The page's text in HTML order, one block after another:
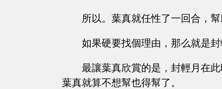
所以。葉真就任性了一回合，
如果硬要找個理由，那么就是
最讓葉真欣賞的是，封輕月在
葉真就算不想幫也得幫了。